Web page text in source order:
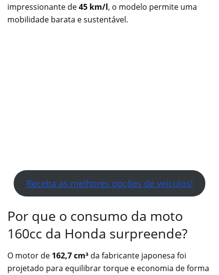
impressionante de45 km/l, o modelo permite uma
mobilidade barata e sustentável.
Receba as melhores opções de veículos!
Por que o consumo da moto
160cc da Honda surpreende?
O motor de 162,7 cm³ da fabricante japonesa foi
projetado para equilibrar torque e economia de forma